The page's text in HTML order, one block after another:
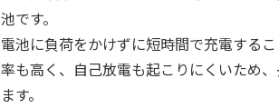
池です。
電池に負荷をかけずに短時間で充電する
率も高く、自己放電も起こりにくいため
ます。